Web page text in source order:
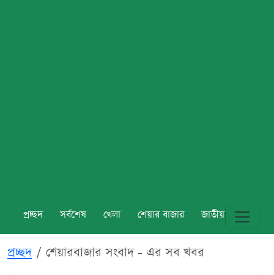
প্রচ্ছদ সর্বশেষ খেলা শেয়ার বাজার জাতীয় বিশ্ব
প্রচ্ছদ শেয়ারবাজার সংবাদ - এর সব খবর